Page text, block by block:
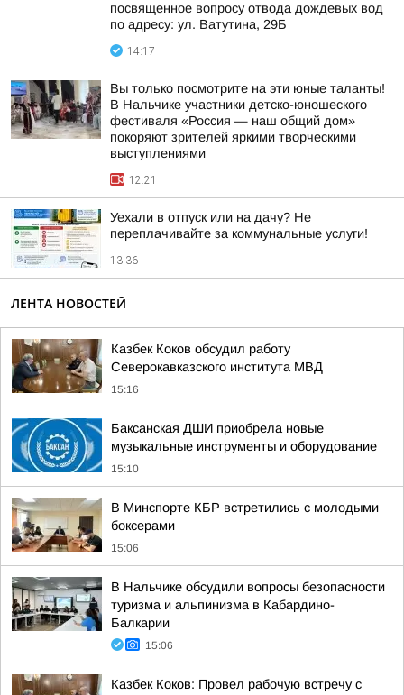
посвященное вопросу отвода дождевых вод
по адресу: ул. Ватутина, 29Б
14:17
Вы только посмотрите на эти юные таланты!
В Нальчике участники детско-юношеского
фестиваля «Россия — наш общий дом»
покоряют зрителей яркими творческими
выступлениями
12:21
Уехали в отпуск или на дачу? Не
переплачивайте за коммунальные услуги!
13:36
ЛЕНТА НОВОСТЕЙ
Казбек Коков обсудил работу
Северокавказского института МВД
15:16
Баксанская ДШИ приобрела новые
музыкальные инструменты и оборудование
15:10
В Минспорте КБР встретились с молодыми
боксерами
15:06
В Нальчике обсудили вопросы безопасности
туризма и альпинизма в Кабардино-
Балкарии
15:06
Казбек Коков: Провел рабочую встречу с